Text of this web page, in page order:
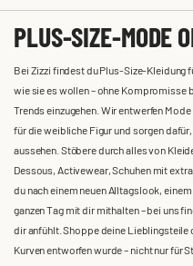
PLUS-SIZE-MODE
Bei Zizzi findest du Plus-Size-Kleidung
wie sie es wollen – ohne Kompromisse
Trends einzugehen. Wir entwerfen
für die weibliche Figur und sorgen
aussehen. Stöbere durch alles von
Dessous, Activewear, Schuhen mit
du nach einem neuen Alltagslook,
ganzen Tag mit dir mithalten – bei uns
dir anfühlt. Shoppe deine
Kurven entworfen wurde – nicht nur für